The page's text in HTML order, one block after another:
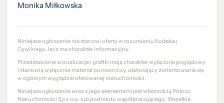
Monika Miłkowska
Niniejsze ogłoszenie nie stanowi oferty w rozumieniu Kodeksu
Cywilnego, lecz ma charakter informacyjny.
Przedstawione wizualizacje i grafiki mają charakter wyłącznie poglądowy
i stanowią wyłącznie materiał pomocniczy, ułatwiający zorientowanie się
w ogólnym wyglądzie oferowanej nieruchomości.
Niniejsze ogłoszenie wraz z jego elementami jest własnością Północ
Nieruchomości Sp z o.o. lub podmiotu współpracującego. Wszelkie